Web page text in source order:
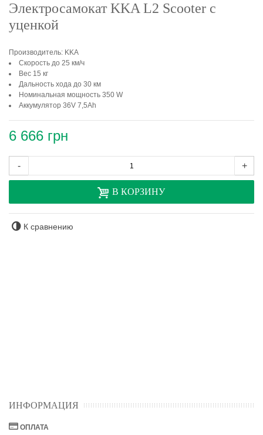
Электросамокат KKA L2 Scooter с
уценкой
Производитель: KKA
Скорость до 25 км/ч
Вес 15 кг
Дальность хода до 30 км
Номинальная мощность 350 W
Аккумулятор 36V 7,5Ah
6 666 грн
- +
В КОРЗИНУ
К сравнению
ИНФОРМАЦИЯ
ОПЛАТА